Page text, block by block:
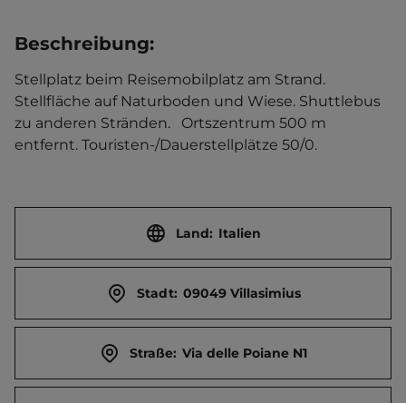
Beschreibung:
Stellplatz beim Reisemobilplatz am Strand.
Stellfläche auf Naturboden und Wiese. Shuttlebus
zu anderen Stränden.   Ortszentrum 500 m
entfernt. Touristen-/Dauerstellplätze 50/0.
Land: Italien
Stadt: 09049 Villasimius
Straße: Via delle Poiane N1